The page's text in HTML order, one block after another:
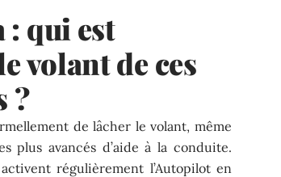
: qui est
volant de ces
?
de lâcher le volant, même
plus avancés d’aide à la conduite.
régulièrement l’Autopilot en